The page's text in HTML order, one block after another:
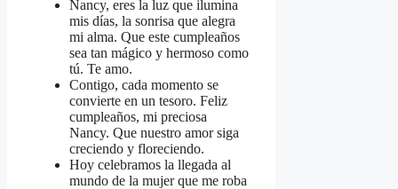
Nancy, eres la luz que ilumina
mis días, la sonrisa que alegra
mi alma. Que este cumpleaños
sea tan mágico y hermoso como
tú. Te amo.
Contigo, cada momento se
convierte en un tesoro. Feliz
cumpleaños, mi preciosa
Nancy. Que nuestro amor siga
creciendo y floreciendo.
Hoy celebramos la llegada al
mundo de la mujer que me roba